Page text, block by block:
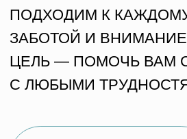
КОНСУЛЬТАЦИЯ
Определяем запрос
Собираем информацию
Подбираем оптимальное
ПЛАНИРОВАНИЕ
Сроки пребывания